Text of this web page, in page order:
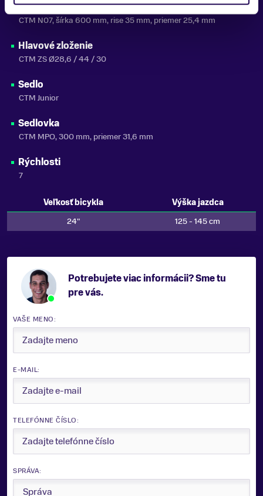
Riadidlá
CTM N07, šírka 600 mm, rise 35 mm, priemer 25,4 mm
Hlavové zloženie
CTM ZS Ø28,6 / 44 / 30
Sedlo
CTM Junior
Sedlovka
CTM MPO, 300 mm, priemer 31,6 mm
Rýchlosti
7
Veľkosť bicykla
Výška jazdca
24"
125 - 145 cm
Potrebujete viac informácii? Sme tu
pre vás.
VAŠE MENO:
E-MAIL:
TELEFÓNNE ČÍSLO:
SPRÁVA: